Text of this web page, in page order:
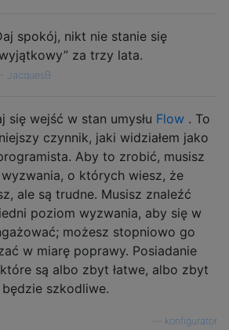
spokój, nikt nie stanie się
za trzy lata.
JacquesB
się wejść w stan umysłu Flow . To
czynnik, jaki widziałem jako
Aby to zrobić, musisz
o których wiesz, że
ale są trudne. Musisz znaleźć
poziom wyzwania, aby się w
możesz stopniowo go
w miarę poprawy. Posiadanie
są albo zbyt łatwe, albo zbyt
szkodliwe.
konfigurator